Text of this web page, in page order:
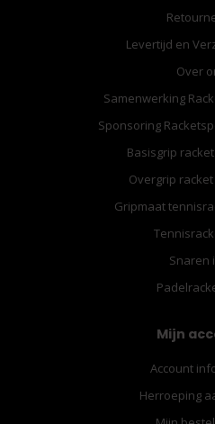
Levertijd en
Over
Samenwerking
Sponsoring
Basisgrip
Overgrip
Gripmaat
Snaren
Mijn
Account
Herroeping